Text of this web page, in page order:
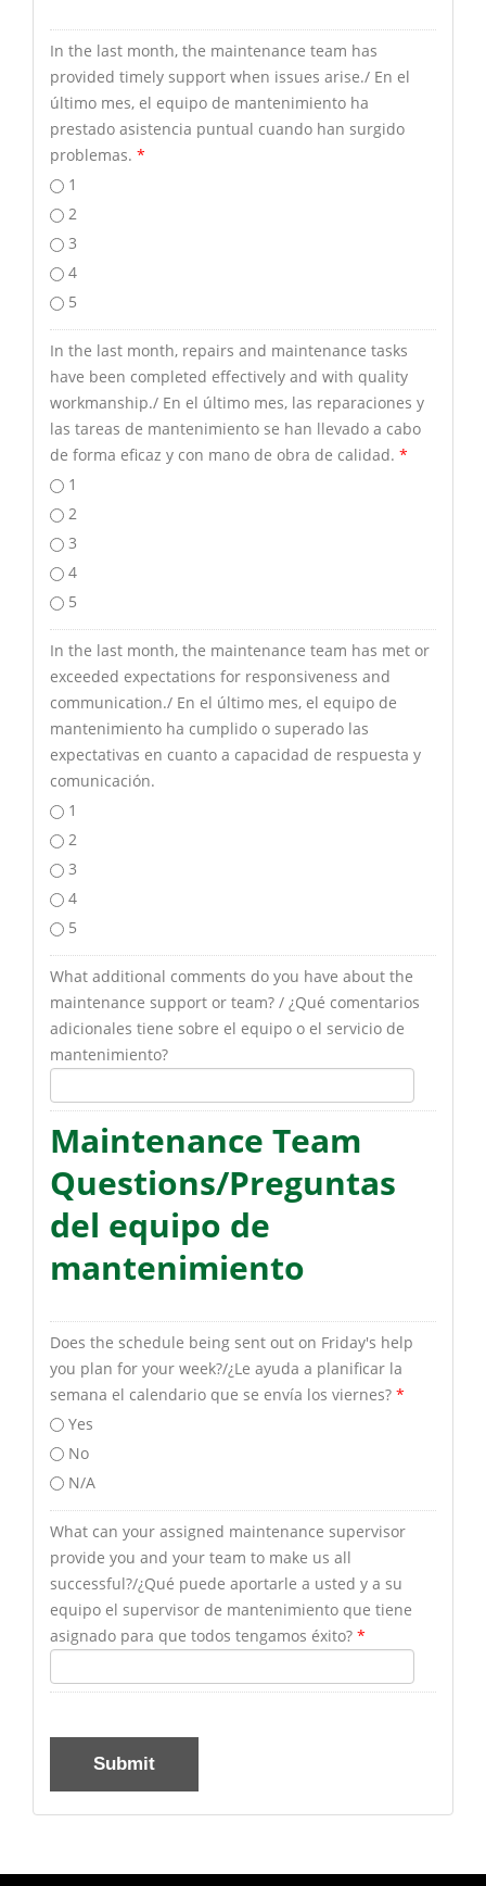
In the last month, the maintenance team has
provided timely support when issues arise./ En el
último mes, el equipo de mantenimiento ha
prestado asistencia puntual cuando han surgido
problemas. *
1
2
3
4
5
In the last month, repairs and maintenance tasks
have been completed effectively and with quality
workmanship./ En el último mes, las reparaciones y
las tareas de mantenimiento se han llevado a cabo
de forma eficaz y con mano de obra de calidad. *
1
2
3
4
5
In the last month, the maintenance team has met or
exceeded expectations for responsiveness and
communication./ En el último mes, el equipo de
mantenimiento ha cumplido o superado las
expectativas en cuanto a capacidad de respuesta y
comunicación.
1
2
3
4
5
What additional comments do you have about the
maintenance support or team? / ¿Qué comentarios
adicionales tiene sobre el equipo o el servicio de
mantenimiento?
Maintenance Team
Questions/Preguntas
del equipo de
mantenimiento
Does the schedule being sent out on Friday's help
you plan for your week?/¿Le ayuda a planificar la
semana el calendario que se envía los viernes? *
Yes
No
N/A
What can your assigned maintenance supervisor
provide you and your team to make us all
successful?/¿Qué puede aportarle a usted y a su
equipo el supervisor de mantenimiento que tiene
asignado para que todos tengamos éxito? *